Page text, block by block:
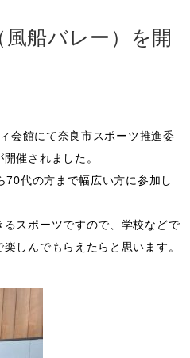
船バレー）を開
会館にて奈良市スポーツ推進委
催されました。
代の方まで幅広い方に参加し
スポーツですので、学校などで
しんでもらえたらと思います。